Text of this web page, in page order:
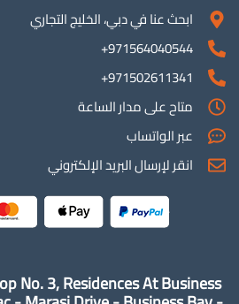
ابحث عنا في دبي، الخليج التجاري
971564040544+
971502611341+
متاح على مدار الساعة
عبر الواتساب
انقر لإرسال البريد الإلكتروني
No. 3, Residences At Business